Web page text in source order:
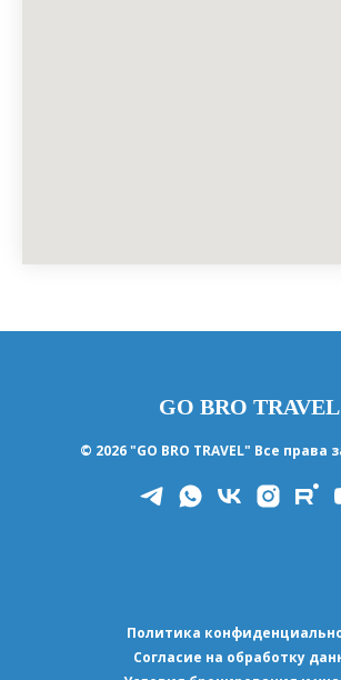
GO BRO TRAVEL
© 2026 "GO BRO TRAVEL" Все
Политика
Согласие на обработку